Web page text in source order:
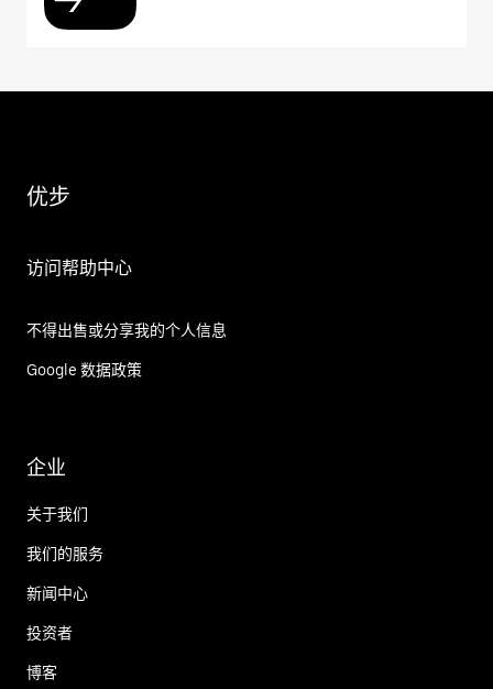
优步
访问帮助中心
不得出售或分享我的个人信息
Google 数据政策
企业
关于我们
我们的服务
新闻中心
投资者
博客